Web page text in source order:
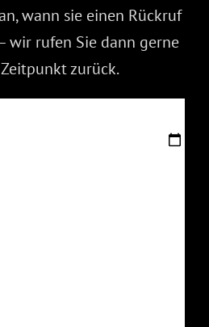
wann sie einen Rückruf
wir rufen Sie dann gerne
zurück.